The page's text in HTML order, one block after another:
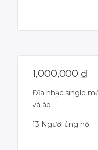
1,000,000 ₫
Đĩa nhạc single
và áo
13 Người ủng hộ